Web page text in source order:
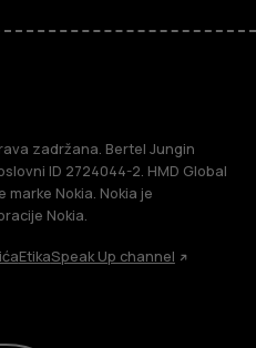
zadržana. Bertel Jungin
ID 2724044-2. HMD Global
Nokia. Nokia je
Nokia.
EtikaSpeak Up channel